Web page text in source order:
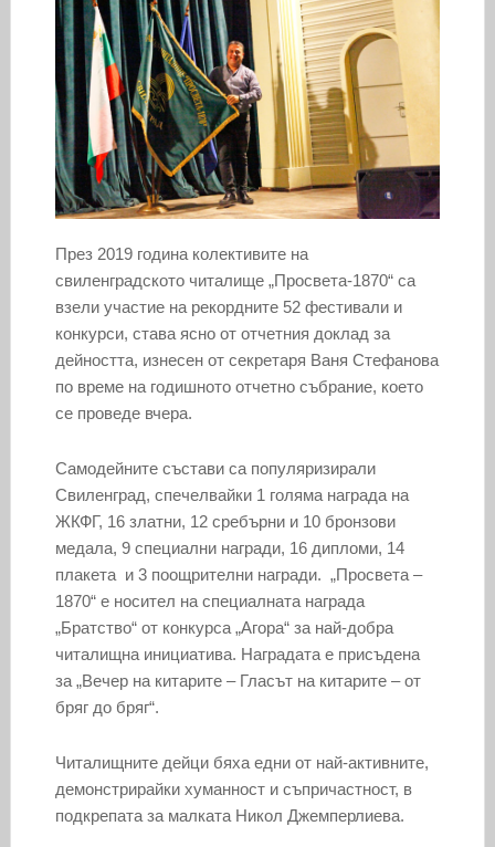
През 2019 година колективите на
свиленградското читалище „Просвета-1870“ са
взели участие на рекордните 52 фестивали и
конкурси, става ясно от отчетния доклад за
дейността, изнесен от секретаря Ваня Стефанова
по време на годишното отчетно събрание, което
се проведе вчера.
Самодейните състави са популяризирали
Свиленград, спечелвайки 1 голяма награда на
ЖКФГ, 16 златни, 12 сребърни и 10 бронзови
медала, 9 специални награди, 16 дипломи, 14
плакета и 3 поощрителни награди. „Просвета –
1870“ е носител на специалната награда
„Братство“ от конкурса „Агора“ за най-добра
читалищна инициатива. Наградата е присъдена
за „Вечер на китарите – Гласът на китарите – от
бряг до бряг“.
Читалищните дейци бяха едни от най-активните,
демонстрирайки хуманност и съпричастност, в
подкрепата за малката Никол Джемперлиева.